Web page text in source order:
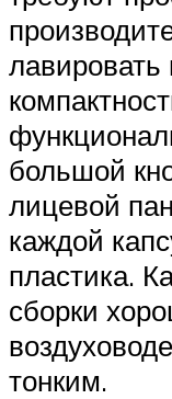
большой
лицевой
каждой
пластика.
сборки
тонким.